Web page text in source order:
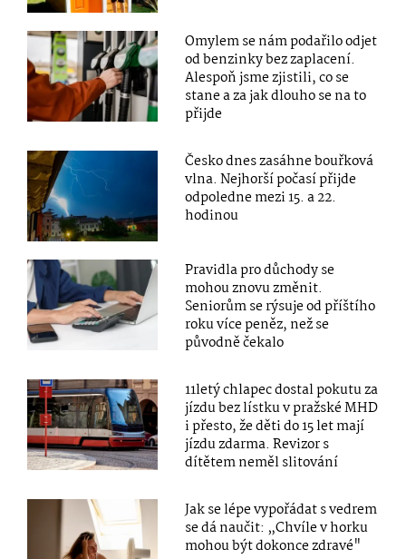
Omylem se nám podařilo odjet
od benzinky bez zaplacení.
Alespoň jsme zjistili, co se
stane a za jak dlouho se na to
přijde
Česko dnes zasáhne bouřková
vlna. Nejhorší počasí přijde
odpoledne mezi 15. a 22.
hodinou
Pravidla pro důchody se
mohou znovu změnit.
Seniorům se rýsuje od příštího
roku více peněz, než se
původně čekalo
11letý chlapec dostal pokutu za
jízdu bez lístku v pražské MHD
i přesto, že děti do 15 let mají
jízdu zdarma. Revizor s
dítětem neměl slitování
Jak se lépe vypořádat s vedrem
se dá naučit: „Chvíle v horku
mohou být dokonce zdravé"